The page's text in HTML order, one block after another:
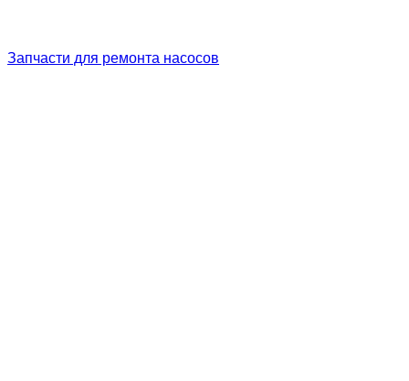
Запчасти для ремонта насосов